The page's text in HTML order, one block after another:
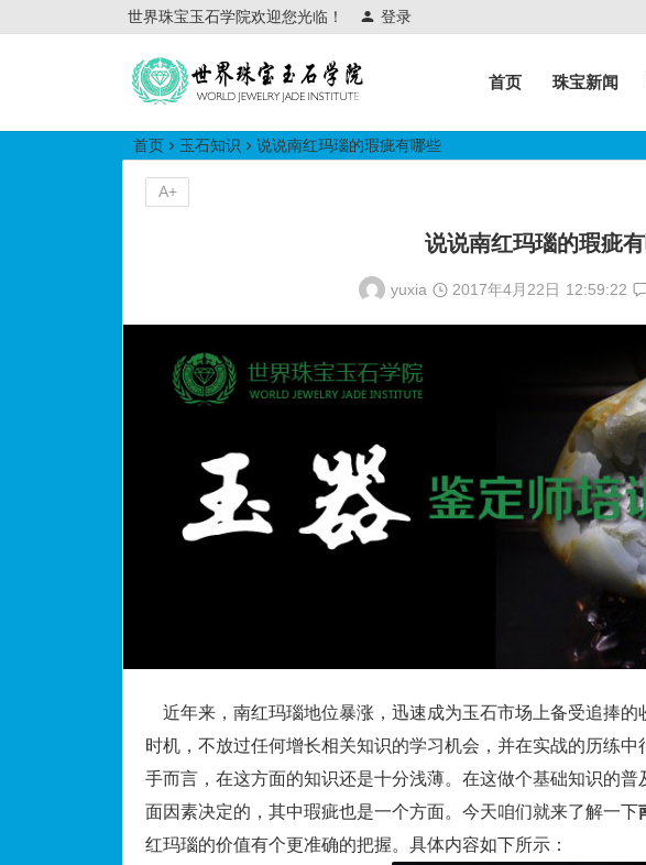
世界珠宝玉石学院欢迎您光临！ 登录
世界珠宝玉石学院培训中心
首页 珠宝新闻
首页 玉石知识 说说南红玛瑙的瑕疵有哪些
说说南红玛瑙的瑕疵
yuxia 2017年4月22日 12:59:22
近年来，南红玛瑙地位暴涨，迅速成为玉石市场上备受追捧的
时机，不放过任何增长相关知识的学习机会，并在实战的历练
手而言，在这方面的知识还是十分浅薄。在这做个基础知识的
面因素决定的，其中瑕疵也是一个方面。今天咱们就来了解一下
红玛瑙的价值有个更准确的把握。具体内容如下所示：
A+